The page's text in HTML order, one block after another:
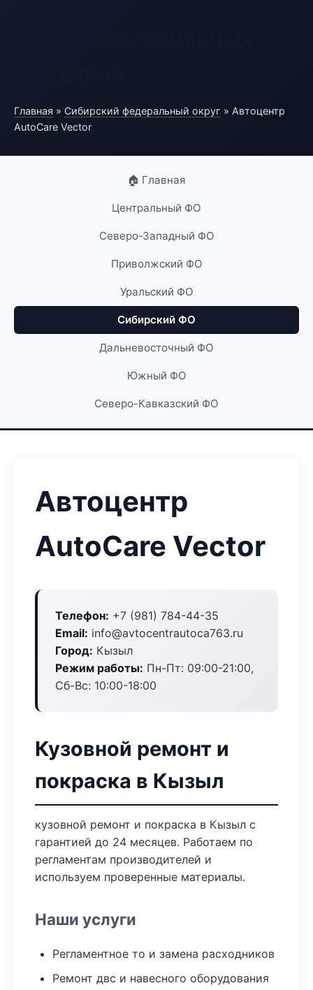
Главная » Сибирский федеральный округ » Автоцентр
AutoCare Vector
🏠 Главная
Центральный ФО
Северо-Западный ФО
Приволжский ФО
Уральский ФО
Сибирский ФО
Дальневосточный ФО
Южный ФО
Северо-Кавказский ФО
Автоцентр
AutoCare Vector
Телефон: +7 (981) 784-44-35
Email: info@avtocentrautoca763.ru
Город: Кызыл
Режим работы: Пн-Пт: 09:00-21:00,
Сб-Вс: 10:00-18:00
Кузовной ремонт и
покраска в Кызыл
кузовной ремонт и покраска в Кызыл с
гарантией до 24 месяцев. Работаем по
регламентам производителей и
используем проверенные материалы.
Наши услуги
Регламентное то и замена расходников
Ремонт двс и навесного оборудования